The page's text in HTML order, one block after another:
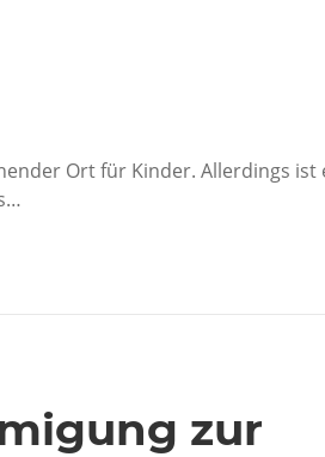
Ort für Kinder. Allerdings ist
zur